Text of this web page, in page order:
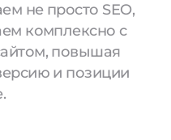
не просто SEO,
комплексно с
повышая
и позиции